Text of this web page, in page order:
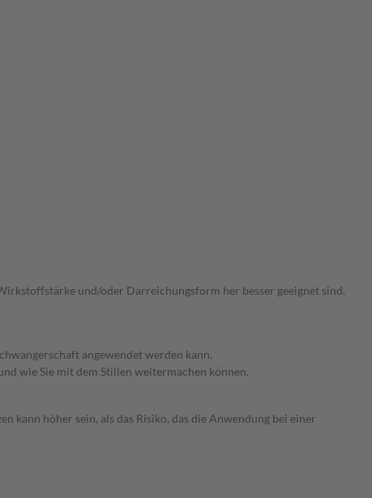
und/oder Darreichungsform her besser geeignet sind.
angewendet werden kann.
wie Sie mit dem Stillen weitermachen können.
kann höher sein, als das Risiko, das die Anwendung bei einer